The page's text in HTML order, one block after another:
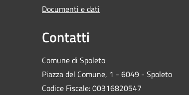
Documenti e dati
Contatti
Comune di Spoleto
Piazza del Comune, 1 - 6049 - Spoleto
Codice Fiscale: 00316820547